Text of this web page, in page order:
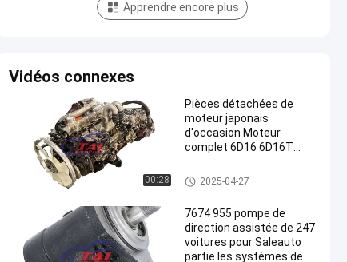
Apprendre encore plus
Vidéos connexes
00:28
Pièces détachées de
moteur japonais
d'occasion Moteur
complet 6D16 6D16T
de moteur diesel
Pièces détachées de moteurs
Mitsubishi
2025-04-27
7674 955 pompe de
direction assistée de 247
voitures pour Saleauto
partie les systèmes de